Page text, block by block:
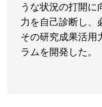
うな状況の打開に
力を自己診断し、
その研究成果活用
ラムを開発した。